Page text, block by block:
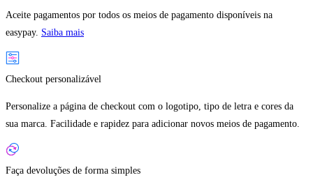
Aceite pagamentos por todos os meios de pagamento disponíveis na
easypay. Saiba mais
Checkout personalizável
Personalize a página de checkout com o logotipo, tipo de letra e cores da
sua marca. Facilidade e rapidez para adicionar novos meios de pagamento.
Faça devoluções de forma simples